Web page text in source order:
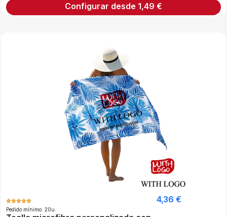
Configurar desde 1,49 €
Pedido mínimo: 20u
4,36 €